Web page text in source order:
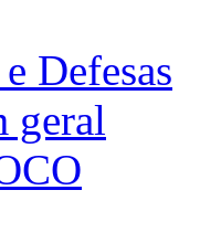
Defesas
geral